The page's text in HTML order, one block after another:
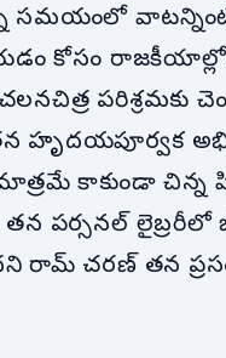
సమయంలో
కోసం
పరిశ్రమకు
హృదయపూర్వక
కాకుండా చిన్న
తన పర్సనల్
రామ్ చరణ్ తన